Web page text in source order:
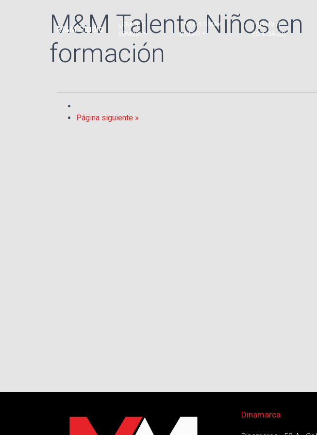
M&M Studio
¿QUIÉNES
SOMOS?
TALLERES M&M
STUDIO
TALLERES
ESPECIALES
M&M Talento Niños en
formación
Página siguiente »
Dinamarca